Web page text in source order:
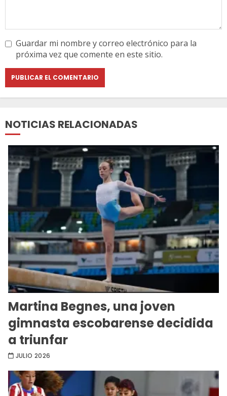
Guardar mi nombre y correo electrónico para la
próxima vez que comente en este sitio.
NOTICIAS RELACIONADAS
Martina Begnes, una joven
gimnasta escobarense decidida
a triunfar
JULIO 2026